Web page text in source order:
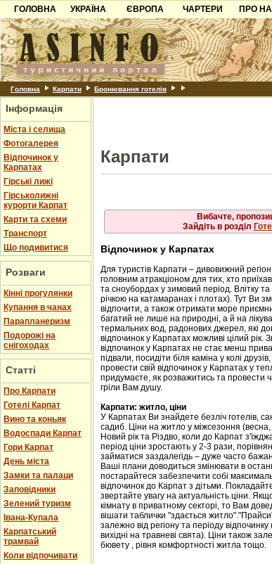
ГОЛОВНА
УКРАЇНА
Карпати
Азов
Причорноморря
Шацьк
ЄВРОПА
Чорногорія
Хорватія
Болгарія
Албанія
ЧАРТЕРИ
ПРО
Додати
Головна Карпати Бронювання готелів
Інформація
Міста і селища
Фотогалерея
Відпочинок у
Карпатах
Гірські лижі
Гірськолижні
курорти Карпат
Карти та схеми
Транспорт
Що подивитися
Розваги
Кінні прогулянки
Купання в чанах
Парапланеризм
Подорожі на
снігоходах
Статті
Про Карпати
Готелі Карпат
Вино та коньяк
Водоспади Карпат
Гори Карпат
День міста
Замки та палаци
Заповідники
Зелений туризм
Івана-Купала
Карпатський
трамвай
Коли відпочивати
Карпати
Вибачте,
Зайдіть в розділ
Відпочинок у Карпатах
Для туристів Карпати – дивовижний
головним атракціоном для тих, хто
та сноубордах у зимовий період. Влітку
річкою на катамаранах і плотах). Тут Ви
відпочити, а також отримати море
багатий не лише на природні, а й на
термальних вод, радонових джерел, які
відпочинок у Карпатах можливі цілий рік.
відпочинок у Карпатах не стає менш
підвали, посидіти біля каміна у колі
провести свій відпочинок у Карпатах у
придумаєте, як розважитись та провести
гріли Вам душу.
Карпати: житло, ціни
У Карпатах Ви знайдете безліч готелів,
садиб. Ціни на житло у міжсезоння (весна,
Новий рік та Різдво, коли до Карпат
період ціни зростають у 2-3 рази,
займатися заздалегідь – дуже часто
Ваші плани доводиться змінювати в
постарайтеся забезпечити собі
відпочинок до Карпат з дітьми.
звертайте увагу на актуальність ціни.
кімнату в приватному секторі, то Вам
вішати таблички "здається
залежно від регіону та періоду
вихідні на травневі свята). Ціни також
бювету , рівня комфортності житла тощо.
Рахів
Свалява
Ужгород
Чинадійово
Шаян
Ясіня